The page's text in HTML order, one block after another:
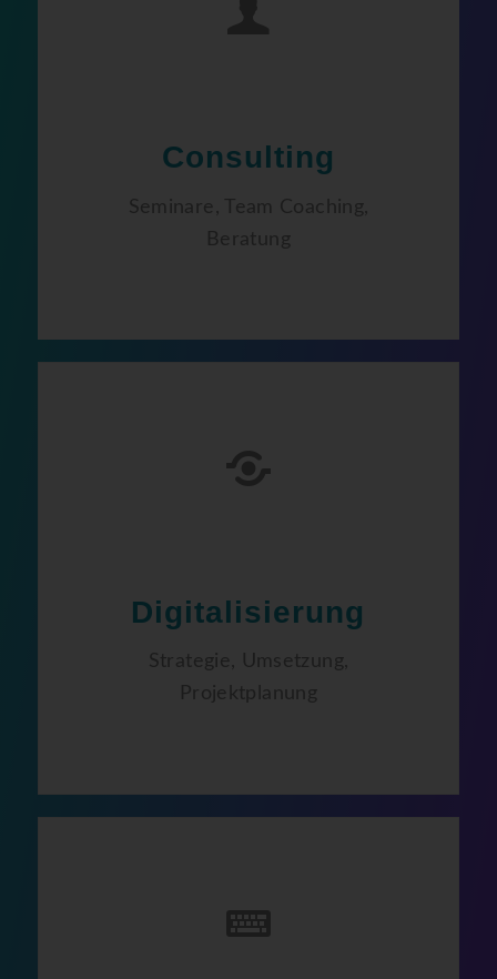
Consulting
Seminare, Team Coaching,
Beratung
Digitalisierung
Strategie, Umsetzung,
Projektplanung